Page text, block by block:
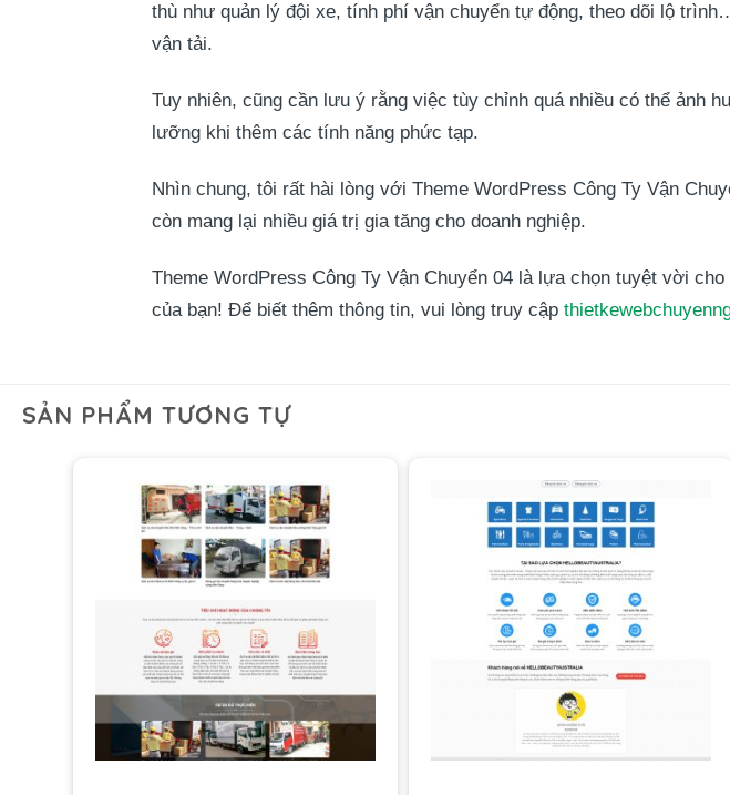
thù như quản lý đội xe, tính phí vận chuyển tự động, theo dõi lộ
vận tải.
Tuy nhiên, cũng cần lưu ý rằng việc tùy chỉnh quá nhiều có thể ảnh
lưỡng khi thêm các tính năng phức tạp.
Nhìn chung, tôi rất hài lòng với Theme WordPress Công Ty Vận
còn mang lại nhiều giá trị gia tăng cho doanh nghiệp.
Theme WordPress Công Ty Vận Chuyển 04 là lựa chọn tuyệt vời
của bạn! Để biết thêm thông tin, vui lòng truy cập
SẢN PHẨM TƯƠNG TỰ